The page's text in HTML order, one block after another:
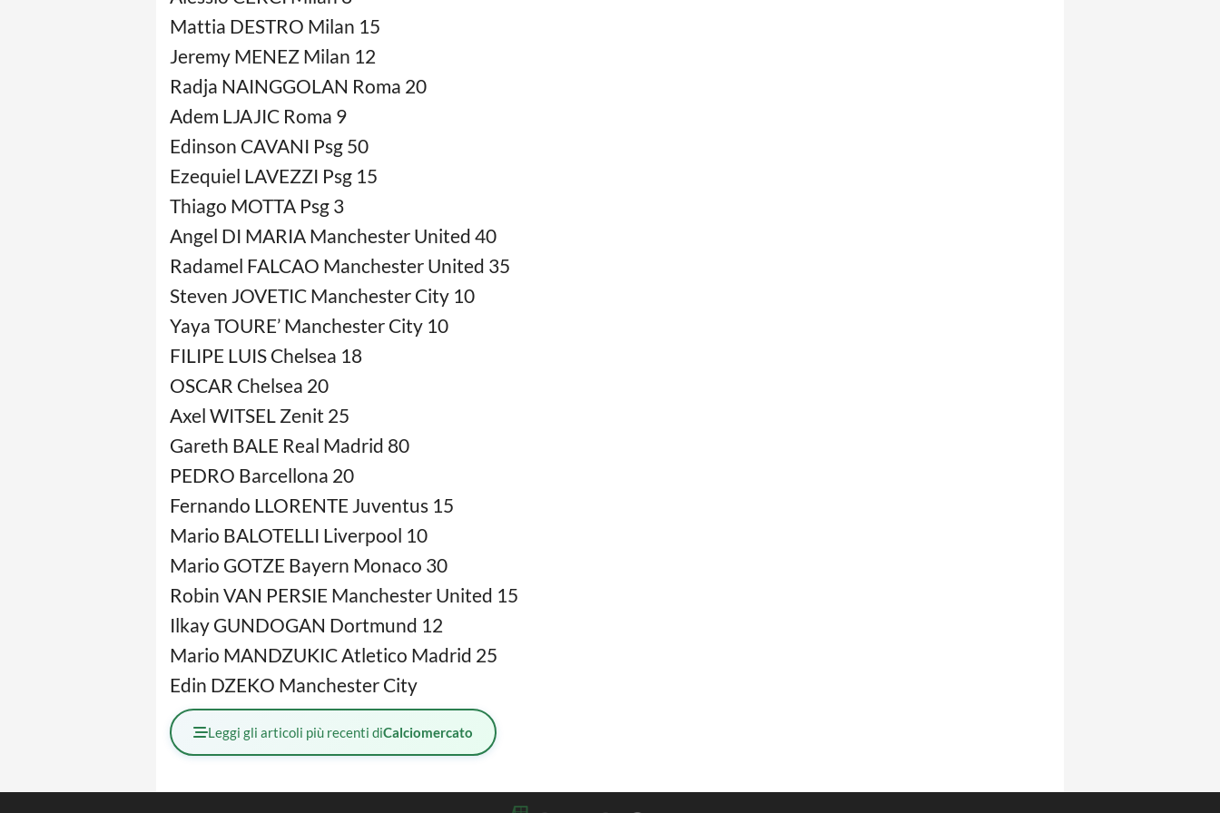
Mattia DESTRO Milan 15
Jeremy MENEZ Milan 12
Radja NAINGGOLAN Roma 20
Adem LJAJIC Roma 9
Edinson CAVANI Psg 50
Ezequiel LAVEZZI Psg 15
Thiago MOTTA Psg 3
Angel DI MARIA Manchester United 40
Radamel FALCAO Manchester United 35
Steven JOVETIC Manchester City 10
Yaya TOURE’ Manchester City 10
FILIPE LUIS Chelsea 18
OSCAR Chelsea 20
Axel WITSEL Zenit 25
Gareth BALE Real Madrid 80
PEDRO Barcellona 20
Fernando LLORENTE Juventus 15
Mario BALOTELLI Liverpool 10
Mario GOTZE Bayern Monaco 30
Robin VAN PERSIE Manchester United 15
Ilkay GUNDOGAN Dortmund 12
Mario MANDZUKIC Atletico Madrid 25
Edin DZEKO Manchester City
Leggi gli articoli più recenti diCalciomercato